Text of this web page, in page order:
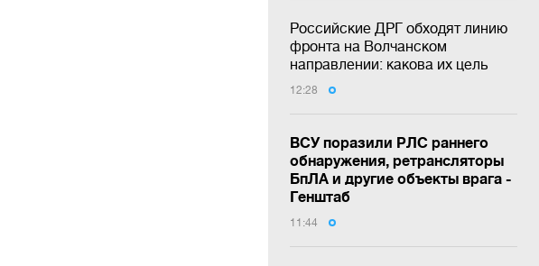
Российские ДРГ обходят линию
фронта на Волчанском
направлении: какова их цель
12:28
ВСУ поразили РЛС раннего
обнаружения, ретрансляторы
БпЛА и другие объекты врага -
Генштаб
11:44